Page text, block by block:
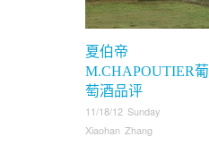
夏伯帝
M.CHAPOUTIER葡
萄酒品评
11/18/12 Sunday
Xiaohan Zhang